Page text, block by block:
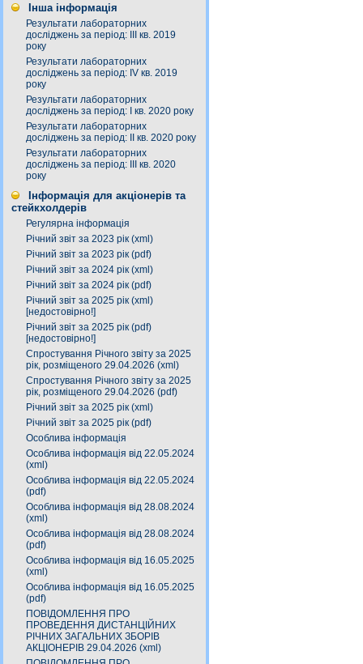
Інша інформація
Результати лабораторних
досліджень за період: III кв. 2019
року
Результати лабораторних
досліджень за період: IV кв. 2019
року
Результати лабораторних
досліджень за період: I кв. 2020 року
Результати лабораторних
досліджень за період: ІI кв. 2020 року
Результати лабораторних
досліджень за період: ІІІ кв. 2020
року
Інформація для акціонерів та
стейкхолдерів
Регулярна інформація
Річний звіт за 2023 рік (xml)
Річний звіт за 2023 рік (pdf)
Річний звіт за 2024 рік (xml)
Річний звіт за 2024 рік (pdf)
Річний звіт за 2025 рік (xml)
[недостовірно!]
Річний звіт за 2025 рік (pdf)
[недостовірно!]
Спростування Річного звіту за 2025
рік, розміщеного 29.04.2026 (xml)
Спростування Річного звіту за 2025
рік, розміщеного 29.04.2026 (pdf)
Річний звіт за 2025 рік (xml)
Річний звіт за 2025 рік (pdf)
Особлива інформація
Особлива інформація від 22.05.2024
(xml)
Особлива інформація від 22.05.2024
(pdf)
Особлива інформація від 28.08.2024
(xml)
Особлива інформація від 28.08.2024
(pdf)
Особлива інформація від 16.05.2025
(xml)
Особлива інформація від 16.05.2025
(pdf)
ПОВІДОМЛЕННЯ ПРО
ПРОВЕДЕННЯ ДИСТАНЦІЙНИХ
РІЧНИХ ЗАГАЛЬНИХ ЗБОРІВ
АКЦІОНЕРІВ 29.04.2026 (xml)